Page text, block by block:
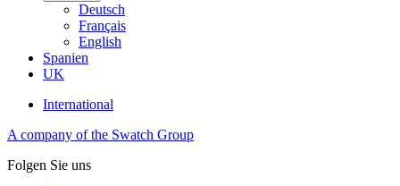
Deutsch
Français
English
Spanien
UK
International
A company of the Swatch Group
Folgen Sie uns